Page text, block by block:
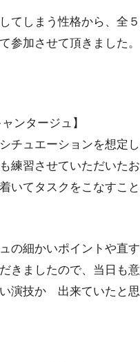
てしまう性格から、全
参加させて頂きました。
ンタージュ】
チュエーションを想定
練習させていただいた
いてタスクをこなすこ
の細かいポイントや直
きましたので、当日も
演技か゚出来ていたと思